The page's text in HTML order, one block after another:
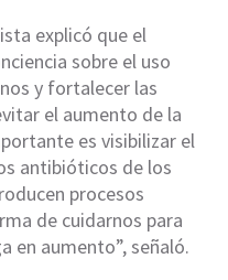
explicó que el
sobre el uso
y fortalecer las
el aumento de la
es visibilizar el
antibióticos de los
procesos
de cuidarnos para
en aumento”, señaló.